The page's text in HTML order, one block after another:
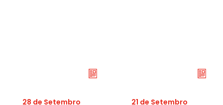
28 de Setembro 21 de Setembro